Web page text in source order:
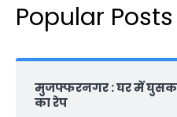
Popular Posts
मुजफ्फरनगर : घर में
का रेप